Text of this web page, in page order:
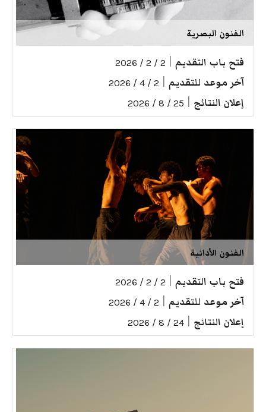
الفنون البصرية
فتح باب التقديم 2 / 2 / 2026
آخر موعد للتقديم 2 / 4 / 2026
إعلان النتائج 25 / 8 / 2026
الفنون الأدائية
فتح باب التقديم 2 / 2 / 2026
آخر موعد للتقديم 2 / 4 / 2026
إعلان النتائج 24 / 8 / 2026